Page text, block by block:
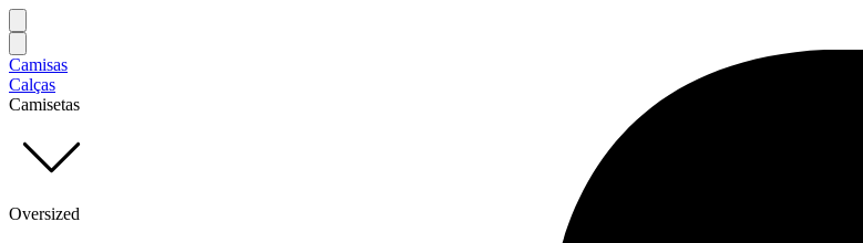
Camisas
Calças
Camisetas
Oversized